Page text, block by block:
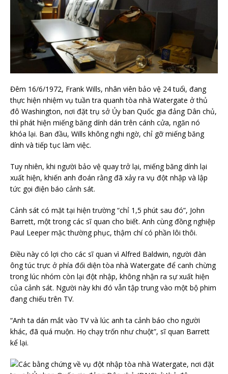
Đêm 16/6/1972, Frank Wills, nhân viên bảo vệ 24 tuổi, đang
thực hiện nhiệm vụ tuần tra quanh tòa nhà Watergate ở thủ
đô Washington, nơi đặt trụ sở Ủy ban Quốc gia đảng Dân chủ,
thì phát hiện miếng băng dính dán trên cánh cửa, ngăn nó
khóa lại. Ban đầu, Wills không nghi ngờ, chỉ gỡ miếng băng
dính và tiếp tục làm việc.
Tuy nhiên, khi người bảo vệ quay trở lại, miếng băng dính lại
xuất hiện, khiến anh đoán rằng đã xảy ra vụ đột nhập và lập
tức gọi điện báo cảnh sát.
Cảnh sát có mặt tại hiện trường “chỉ 1,5 phút sau đó”, John
Barrett, một trong các sĩ quan cho biết. Anh cùng đồng nghiệp
Paul Leeper mặc thường phục, thậm chí có phần lôi thôi.
Điều này có lợi cho các sĩ quan vì Alfred Baldwin, người đàn
ông túc trực ở phía đối diện tòa nhà Watergate để canh chừng
trong lúc nhóm còn lại đột nhập, không nhận ra sự xuất hiện
của cảnh sát. Người này khi đó vẫn tập trung vào một bộ phim
đang chiếu trên TV.
“Anh ta dán mắt vào TV và lúc anh ta cảnh báo cho người
khác, đã quá muộn. Họ chạy trốn như chuột”, sĩ quan Barrett
kể lại.